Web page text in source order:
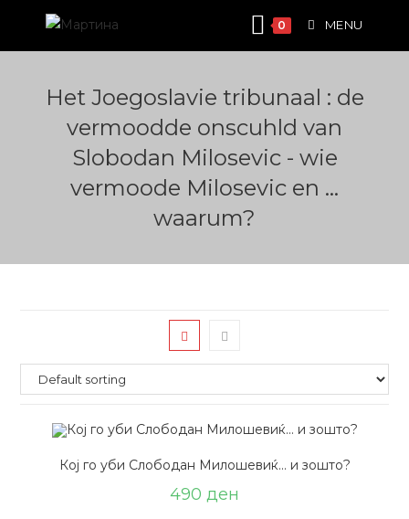
content
0 MENU
Het Joegoslavie tribunaal : de
vermoodde onscuhld van
Slobodan Milosevic - wie
vermoode Milosevic en ...
waarum?
Кој го уби Слободан Милошевиќ… и зошто?
490 ден